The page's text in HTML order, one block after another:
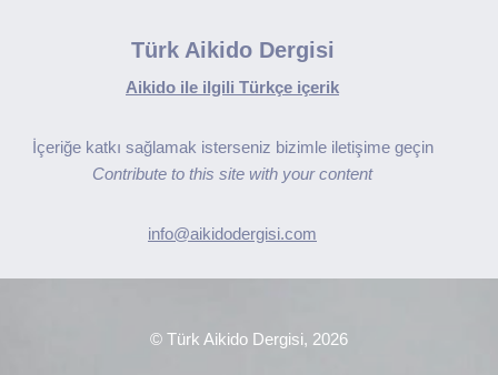
Türk Aikido Dergisi
Aikido ile ilgili Türkçe içerik
İçeriğe katkı sağlamak isterseniz bizimle iletişime geçin
Contribute to this site with your content
info@aikidodergisi.com
© Türk Aikido Dergisi, 2026